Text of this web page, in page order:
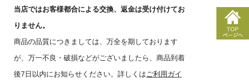
当店ではお客様都合による交換、返金は受け付けてお
りません。
商品の品質につきましては、万全を期しております
が、万一不良・破損などがございましたら、商品到着
後7日以内にお知らせください。詳しくはご利用ガイ